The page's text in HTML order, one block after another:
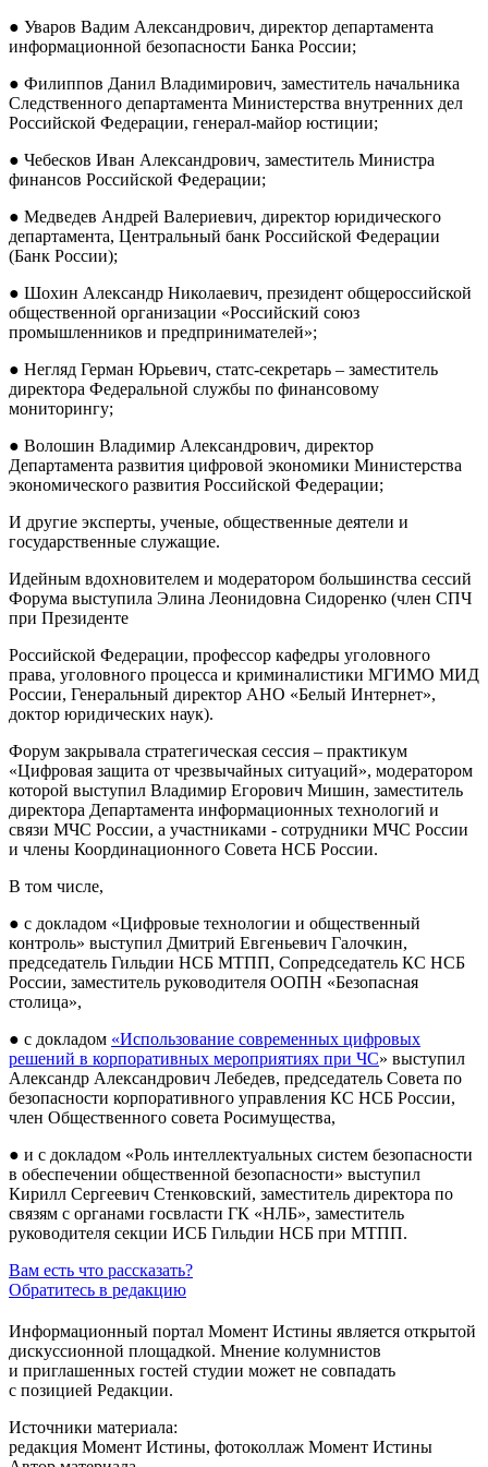
● Уваров Вадим Александрович, директор департамента
информационной безопасности Банка России;
● Филиппов Данил Владимирович, заместитель начальника
Следственного департамента Министерства внутренних дел
Российской Федерации, генерал-майор юстиции;
● Чебесков Иван Александрович, заместитель Министра
финансов Российской Федерации;
● Медведев Андрей Валериевич, директор юридического
департамента, Центральный банк Российской Федерации
(Банк России);
● Шохин Александр Николаевич, президент общероссийской
общественной организации «Российский союз
промышленников и предпринимателей»;
● Негляд Герман Юрьевич, статс-секретарь – заместитель
директора Федеральной службы по финансовому
мониторингу;
● Волошин Владимир Александрович, директор
Департамента развития цифровой экономики Министерства
экономического развития Российской Федерации;
И другие эксперты, ученые, общественные деятели и
государственные служащие.
Идейным вдохновителем и модератором большинства сессий
Форума выступила Элина Леонидовна Сидоренко (член СПЧ
при Президенте
Российской Федерации, профессор кафедры уголовного
права, уголовного процесса и криминалистики МГИМО МИД
России, Генеральный директор АНО «Белый Интернет»,
доктор юридических наук).
Форум закрывала стратегическая сессия – практикум
«Цифровая защита от чрезвычайных ситуаций», модератором
которой выступил Владимир Егорович Мишин, заместитель
директора Департамента информационных технологий и
связи МЧС России, а участниками - сотрудники МЧС России
и члены Координационного Совета НСБ России.
В том числе,
● с докладом «Цифровые технологии и общественный
контроль» выступил Дмитрий Евгеньевич Галочкин,
председатель Гильдии НСБ МТПП, Сопредседатель КС НСБ
России, заместитель руководителя ООПН «Безопасная
столица»,
● с докладом «Использование современных цифровых
решений в корпоративных мероприятиях при ЧС» выступил
Александр Александрович Лебедев, председатель Совета по
безопасности корпоративного управления КС НСБ России,
член Общественного совета Росимущества,
● и с докладом «Роль интеллектуальных систем безопасности
в обеспечении общественной безопасности» выступил
Кирилл Сергеевич Стенковский, заместитель директора по
связям с органами госвласти ГК «НЛБ», заместитель
руководителя секции ИСБ Гильдии НСБ при МТПП.
Вам есть что рассказать?
Обратитесь в редакцию
Информационный портал Момент Истины является открытой
дискуссионной площадкой. Мнение колумнистов
и приглашенных гостей студии может не совпадать
с позицией Редакции.
Источники материала:
редакция Момент Истины, фотоколлаж Момент Истины